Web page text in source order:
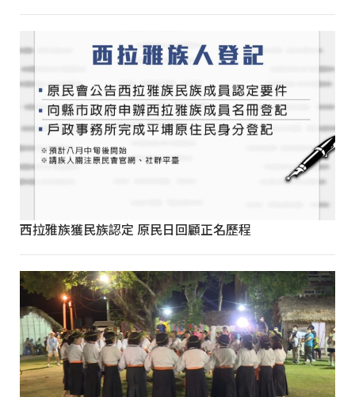
西拉雅族獲民族認定 原民日回顧正名歷程